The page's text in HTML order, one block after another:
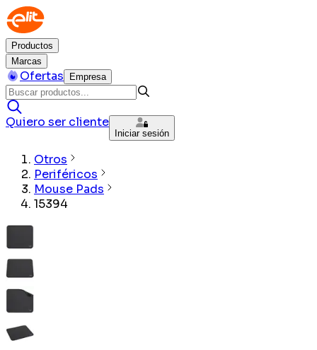
Productos
Marcas
Ofertas Empresa
Quiero ser cliente
Iniciar sesión
Otros
Periféricos
Mouse Pads
15394